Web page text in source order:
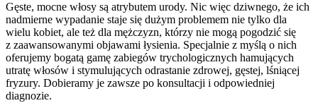
Gęste, mocne włosy są atrybutem urody. Nic więc dziwnego, że ich
nadmierne wypadanie staje się dużym problemem nie tylko dla
wielu kobiet, ale też dla mężczyzn, którzy nie mogą pogodzić się
z zaawansowanymi objawami łysienia. Specjalnie z myślą o nich
oferujemy bogatą gamę zabiegów trychologicznych hamujących
utratę włosów i stymulujących odrastanie zdrowej, gęstej, lśniącej
fryzury. Dobieramy je zawsze po konsultacji i odpowiedniej
diagnozie.